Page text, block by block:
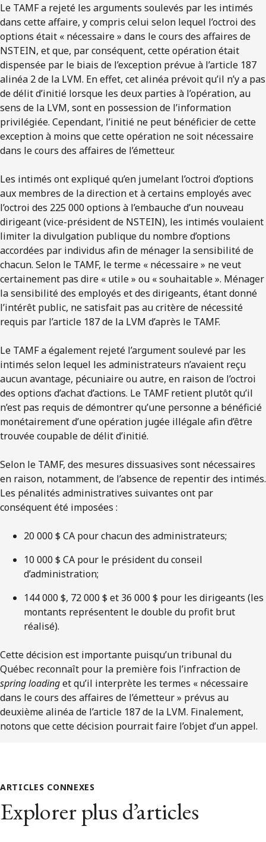
Le TAMF a rejeté les arguments soulevés par les intimés
dans cette affaire, y compris celui selon lequel l’octroi des
options était « nécessaire » dans le cours des affaires de
NSTEIN, et que, par conséquent, cette opération était
dispensée par le biais de l’exception prévue à l’article 187
alinéa 2 de la LVM. En effet, cet alinéa prévoit qu’il n’y a pas
de délit d’initié lorsque les deux parties à l’opération, au
sens de la LVM, sont en possession de l’information
privilégiée. Cependant, l’initié ne peut bénéficier de cette
exception à moins que cette opération ne soit nécessaire
dans le cours des affaires de l’émetteur.
Les intimés ont expliqué qu’en jumelant l’octroi d’options
aux membres de la direction et à certains employés avec
l’octroi des 225 000 options à l’embauche d’un nouveau
dirigeant (vice-président de NSTEIN), les intimés voulaient
limiter la divulgation publique du nombre d’options
accordées par individus afin de ménager la sensibilité de
chacun. Selon le TAMF, le terme « nécessaire » ne veut
certainement pas dire « utile » ou « souhaitable ». Ménager
la sensibilité des employés et des dirigeants, étant donné
l’intérêt public, ne satisfait pas au critère de nécessité
requis par l’article 187 de la LVM d’après le TAMF.
Le TAMF a également rejeté l’argument soulevé par les
intimés selon lequel les administrateurs n’avaient reçu
aucun avantage, pécuniaire ou autre, en raison de l’octroi
des options d’achat d’actions. Le TAMF retient plutôt qu’il
n’est pas requis de démontrer qu’une personne a bénéficié
monétairement d’une opération jugée illégale afin d’être
trouvée coupable de délit d’initié.
Selon le TAMF, des mesures dissuasives sont nécessaires
en raison, notamment, de l’absence de repentir des intimés.
Les pénalités administratives suivantes ont par
conséquent été imposées :
20 000 $ CA pour chacun des administrateurs;
10 000 $ CA pour le président du conseil
d’administration;
144 000 $, 72 000 $ et 36 000 $ pour les dirigeants (les
montants représentent le double du profit brut
réalisé).
Cette décision est importante puisqu’un tribunal du
Québec reconnaît pour la première fois l’infraction de
spring loadinget qu’il interprète les termes « nécessaire
dans le cours des affaires de l’émetteur » prévus au
deuxième alinéa de l’article 187 de la LVM. Finalement,
notons que cette décision pourrait faire l’objet d’un appel.
ARTICLES CONNEXES
Explorer plus d’articles